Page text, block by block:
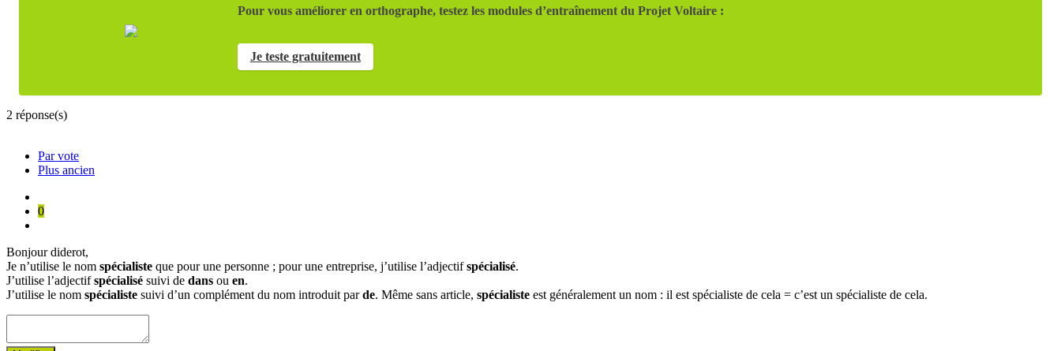
Pour vous améliorer en orthographe, testez les modules d’entraînement du Projet Voltaire :
Je teste gratuitement
2 réponse(s)
Par vote
Plus ancien
0
Bonjour diderot,
Je n’utilise le nom spécialiste que pour une personne ; pour une entreprise, j’utilise l’adjectifspécialisé.
J’utilise l’adjectifspécialisé suivi de dans ou en.
J’utilise le nom spécialiste suivi d’un complément du nom introduit parde. Même sans article, spécialiste est généralement un nom : il est spécialiste de cela = c’est un spécialiste de cela.